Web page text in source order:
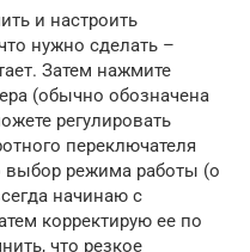
и настроить
нужно сделать –
Затем нажмите
(обычно обозначена
регулировать
переключателя
выбор режима работы (о
начинаю с
корректирую ее по
что резкое